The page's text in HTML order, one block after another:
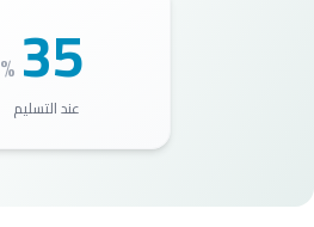
35
%
عند التسليم